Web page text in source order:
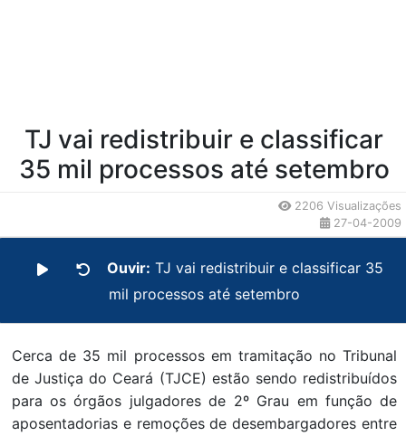
TJ vai redistribuir e classificar
35 mil processos até setembro
2206 Visualizações
27-04-2009
Ouvir: TJ vai redistribuir e classificar 35
mil processos até setembro
Cerca de 35 mil processos em tramitação no Tribunal
de Justiça do Ceará (TJCE) estão sendo redistribuídos
para os órgãos julgadores de 2º Grau em função de
aposentadorias e remoções de desembargadores entre